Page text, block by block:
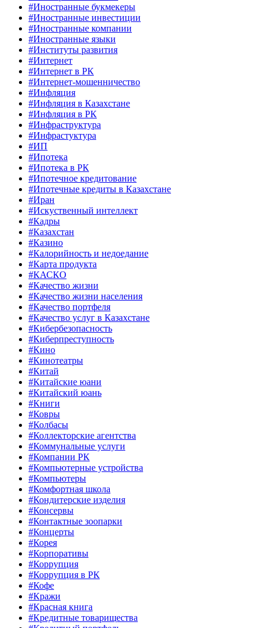
#Иностранные букмекеры
#Иностранные инвестиции
#Иностранные компании
#Иностранные языки
#Институты развития
#Интернет
#Интернет в РК
#Интернет-мошенничество
#Инфляция
#Инфляция в Казахстане
#Инфляция в РК
#Инфраструктура
#Инфрастуктура
#ИП
#Ипотека
#Ипотека в РК
#Ипотечное кредитование
#Ипотечные кредиты в Казахстане
#Иран
#Искуственный интеллект
#Кадры
#Казахстан
#Казино
#Калорийность и недоедание
#Карта продукта
#КАСКО
#Качество жизни
#Качество жизни населения
#Качество портфеля
#Качество услуг в Казахстане
#Кибербезопасность
#Киберпреступность
#Кино
#Кинотеатры
#Китай
#Китайские юани
#Китайский юань
#Книги
#Ковры
#Колбасы
#Коллекторские агентства
#Коммунальные услуги
#Компании РК
#Компьютерные устройства
#Компьютеры
#Комфортная школа
#Кондитерские изделия
#Консервы
#Контактные зоопарки
#Концерты
#Корея
#Корпоративы
#Коррупция
#Коррупция в РК
#Кофе
#Кражи
#Красная книга
#Кредитные товарищества